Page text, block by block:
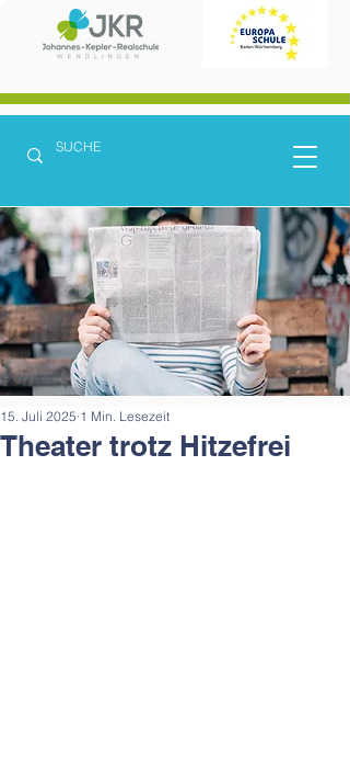
Theater trotz Hitzefrei
15. Juli 2025 1 Min. Lesezeit